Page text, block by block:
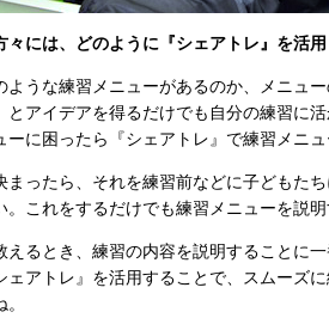
には、どのように『シェアトレ』を活用
うな練習メニューがあるのか、メニュ
とアイデアを得るだけでも自分の練習に
に困ったら『シェアトレ』で練習メニュ
ったら、それを練習前などに子どもた
これをするだけでも練習メニューを説
るとき、練習の内容を説明することに
ェアトレ』を活用することで、スムーズ